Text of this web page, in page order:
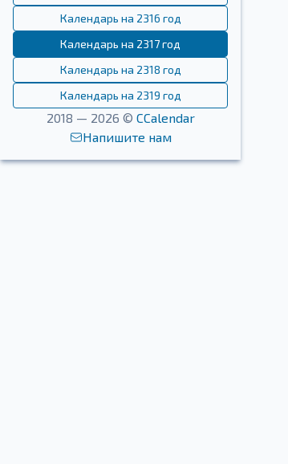
Календарь на 2316 год
Календарь на 2317 год
Календарь на 2318 год
Календарь на 2319 год
2018 — 2026 © CCalendar
Напишите нам